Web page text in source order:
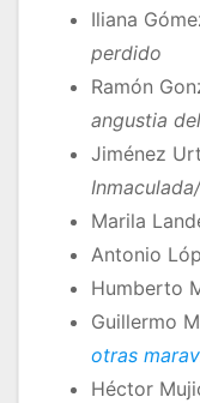
Iliana
perdido
Ramón
angustia
Jiménez
Marila
Antonio
Humberto
Guillermo
otras
Héctor